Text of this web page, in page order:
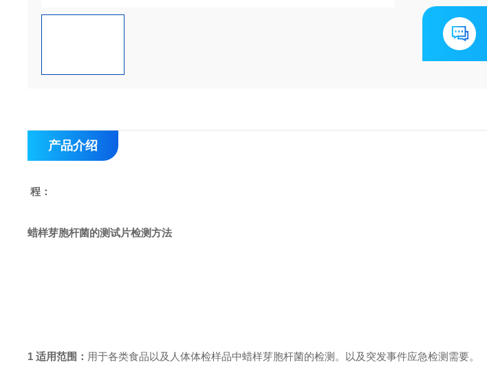
产品介绍
程 ：
蜡样芽胞杆菌的测试片检测方法
1适用范围： 用于各类食品以及人体体检样品中蜡样芽胞杆菌的检测。以及突发事件应急检测需要。